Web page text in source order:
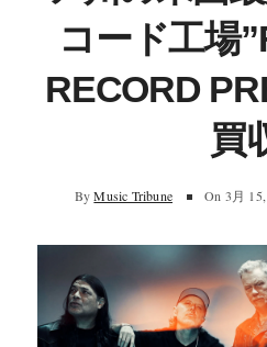
コード工場
RECORD
買
By Music Tribune On 3月